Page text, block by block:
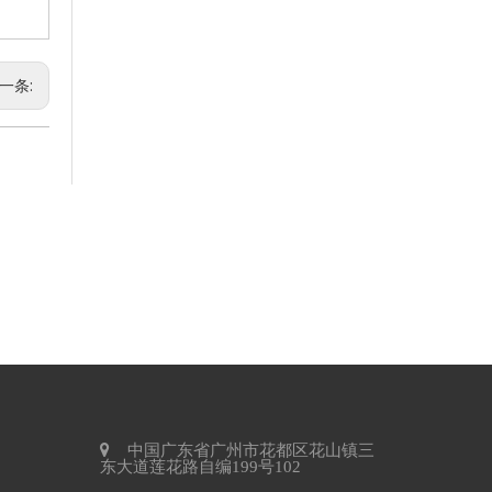
条:
中国广东省广州市花都区花山镇三
东大道莲花路自编199号102